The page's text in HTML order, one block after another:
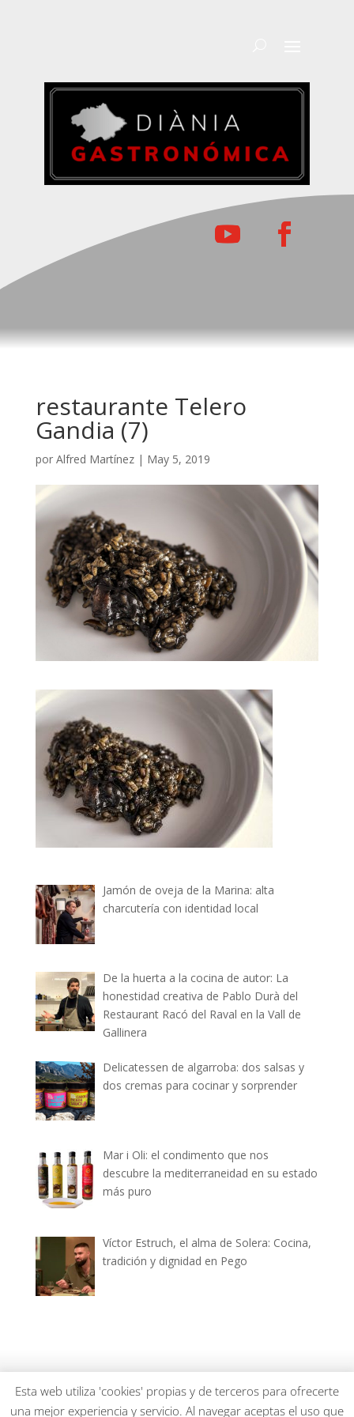
restaurante Telero
Gandia (7)
por Alfred Martínez| May 5, 2019
Jamón de oveja de la Marina: alta
charcutería con identidad local
De la huerta a la cocina de autor: La
honestidad creativa de Pablo Durà del
Restaurant Racó del Raval en la Vall de
Gallinera
Delicatessen de algarroba: dos salsas y
dos cremas para cocinar y sorprender
Mar i Oli: el condimento que nos
descubre la mediterraneidad en su estado
más puro
Víctor Estruch, el alma de Solera: Cocina,
tradición y dignidad en Pego
dianiagastronomica.com © 2026
Esta web utiliza 'cookies' propias y de terceros para ofrecerte
una mejor experiencia y servicio. Al navegar aceptas el uso que